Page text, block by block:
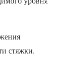
стяжки.